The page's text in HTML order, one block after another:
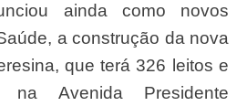
a construção da nova
que terá 326 leitos e
na Avenida Presidente